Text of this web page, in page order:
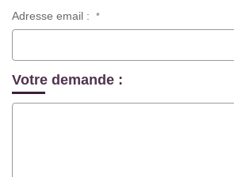
Adresse email : *
Votre demande :